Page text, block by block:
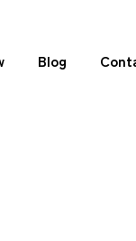
Blog